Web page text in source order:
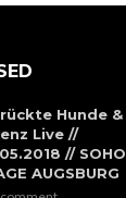
Hunde &
Live //
// SOHO
AUGSBURG